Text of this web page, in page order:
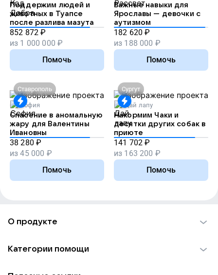
Поддержим людей и
животных в Туапсе
после разлива мазута
852 872 ₽
из 1 000 000 ₽
Помочь
Важные навыки для
Ярославы — девочки с
аутизмом
182 620 ₽
из 188 000 ₽
Помочь
Ставрополь
София
Спасение в аномальную
жару для Валентины
Ивановны
38 280 ₽
из45 000 ₽
Помочь
Сургут
Дай лапу
Накормим Чаки и
десятки других собак в
приюте
141 702 ₽
из 163 200 ₽
Помочь
О продукте
Использование материалов
Категории помощи